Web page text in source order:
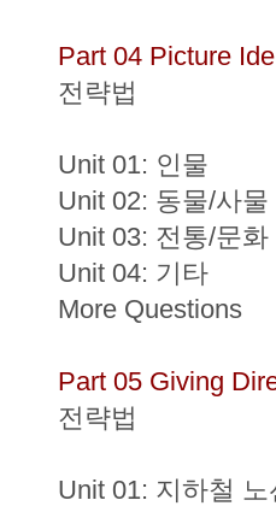
Part 04 Picture
전략법
Unit 01: 인물
Unit 02: 동물/사물
Unit 03: 전통/문화
Unit 04: 기타
More Questions
Part 05 Giving
전략법
Unit 01: 지하철 노